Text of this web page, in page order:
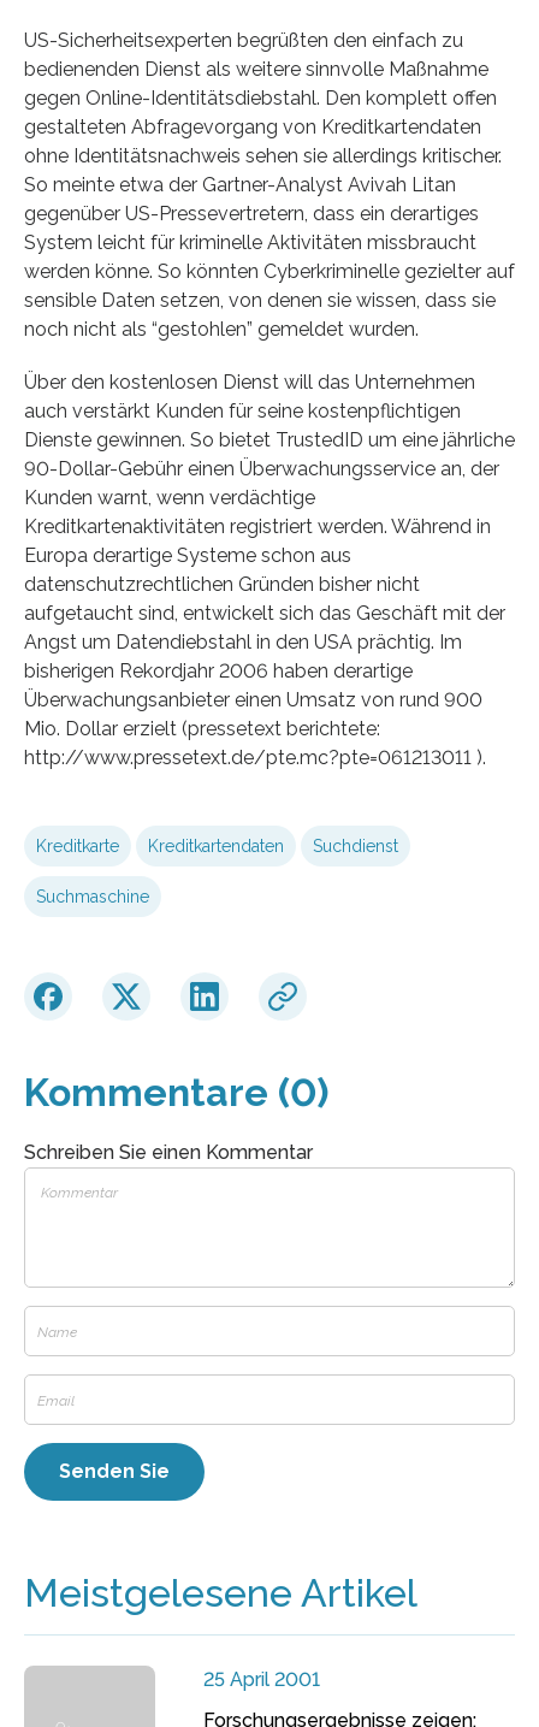
US-Sicherheitsexperten begrüßten den einfach zu
bedienenden Dienst als weitere sinnvolle Maßnahme
gegen Online-Identitätsdiebstahl. Den komplett offen
gestalteten Abfragevorgang von Kreditkartendaten
ohne Identitätsnachweis sehen sie allerdings kritischer.
So meinte etwa der Gartner-Analyst Avivah Litan
gegenüber US-Pressevertretern, dass ein derartiges
System leicht für kriminelle Aktivitäten missbraucht
werden könne. So könnten Cyberkriminelle gezielter auf
sensible Daten setzen, von denen sie wissen, dass sie
noch nicht als “gestohlen” gemeldet wurden.
Über den kostenlosen Dienst will das Unternehmen
auch verstärkt Kunden für seine kostenpflichtigen
Dienste gewinnen. So bietet TrustedID um eine jährliche
90-Dollar-Gebühr einen Überwachungsservice an, der
Kunden warnt, wenn verdächtige
Kreditkartenaktivitäten registriert werden. Während in
Europa derartige Systeme schon aus
datenschutzrechtlichen Gründen bisher nicht
aufgetaucht sind, entwickelt sich das Geschäft mit der
Angst um Datendiebstahl in den USA prächtig. Im
bisherigen Rekordjahr 2006 haben derartige
Überwachungsanbieter einen Umsatz von rund 900
Mio. Dollar erzielt (pressetext berichtete:
http://www.pressetext.de/pte.mc?pte=061213011 ).
Kreditkarte Kreditkartendaten Suchdienst
Suchmaschine
Kommentare (0)
Schreiben Sie einen Kommentar
Meistgelesene Artikel
25 April 2001
Forschungsergebnisse zeigen: